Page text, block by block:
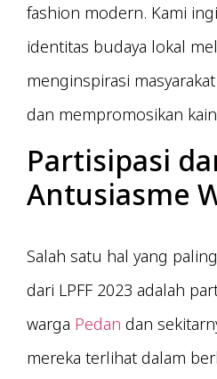
fashion modern. Kami
identitas budaya lokal
menginspirasi
dan mempromosikan
Partisipasi
Antusiasme
Salah satu hal yang
dari LPFF 2023 adalah
warga Pedan dan
mereka terlihat dalam